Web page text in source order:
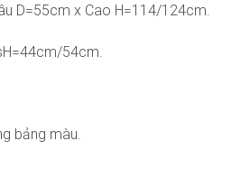
D=55cm x Cao H=114/124cm.
54cm.
bảng màu.
số lượng